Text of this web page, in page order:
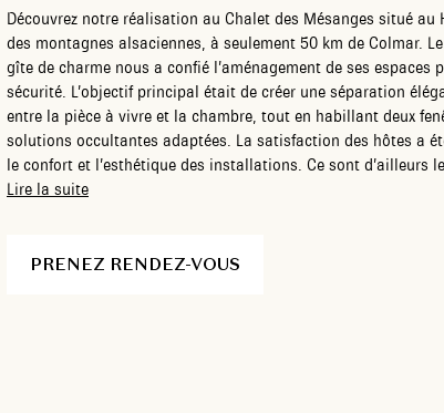
Découvrez notre réalisation au Chalet des Mésanges situé
des montagnes alsaciennes, à seulement 50 km de Colmar.
gîte de charme nous a confié l’aménagement de ses espaces
sécurité. L’objectif principal était de créer une séparation
entre la pièce à vivre et la chambre, tout en habillant deux
solutions occultantes adaptées. La satisfaction des hôtes a
le confort et l’esthétique des installations. Ce sont d’ailleurs
mêmes qui nous ont recommandés, preuve de la qualité et du
Lire la suite
PRENEZ RENDEZ-VOUS